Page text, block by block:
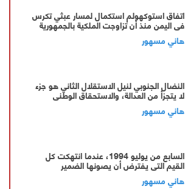
اتفاق استوكهولم استكمال لمسار عبثي تكرس
في اليمن منذ أن تزاوجت الملكية بالجمهورية
في زواج سياسي غير مشروع
هاني مسهور
النضال الجنوبي لنيل الاستقلال الثاني هو جزء
لا يتجزأ من العدالة، والاستحقاق الوطني
هاني مسهور
السابع من يوليو 1994، عندما انتهكت كل
القيم التي يفترض أن يصونها الضمير
الإنساني
هاني مسهور